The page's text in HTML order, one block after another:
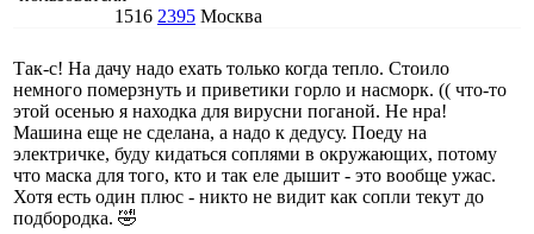
1516 2395 Москва
Так-с! На дачу надо ехать только когда тепло. Стоило
немного померзнуть и приветики горло и насморк. (( что-то
этой осенью я находка для вирусни поганой. Не нра!
Машина еще не сделана, а надо к дедусу. Поеду на
электричке, буду кидаться соплями в окружающих, потому
что маска для того, кто и так еле дышит - это вообще ужас.
Хотя есть один плюс - никто не видит как сопли текут до
подбородка. 🤣